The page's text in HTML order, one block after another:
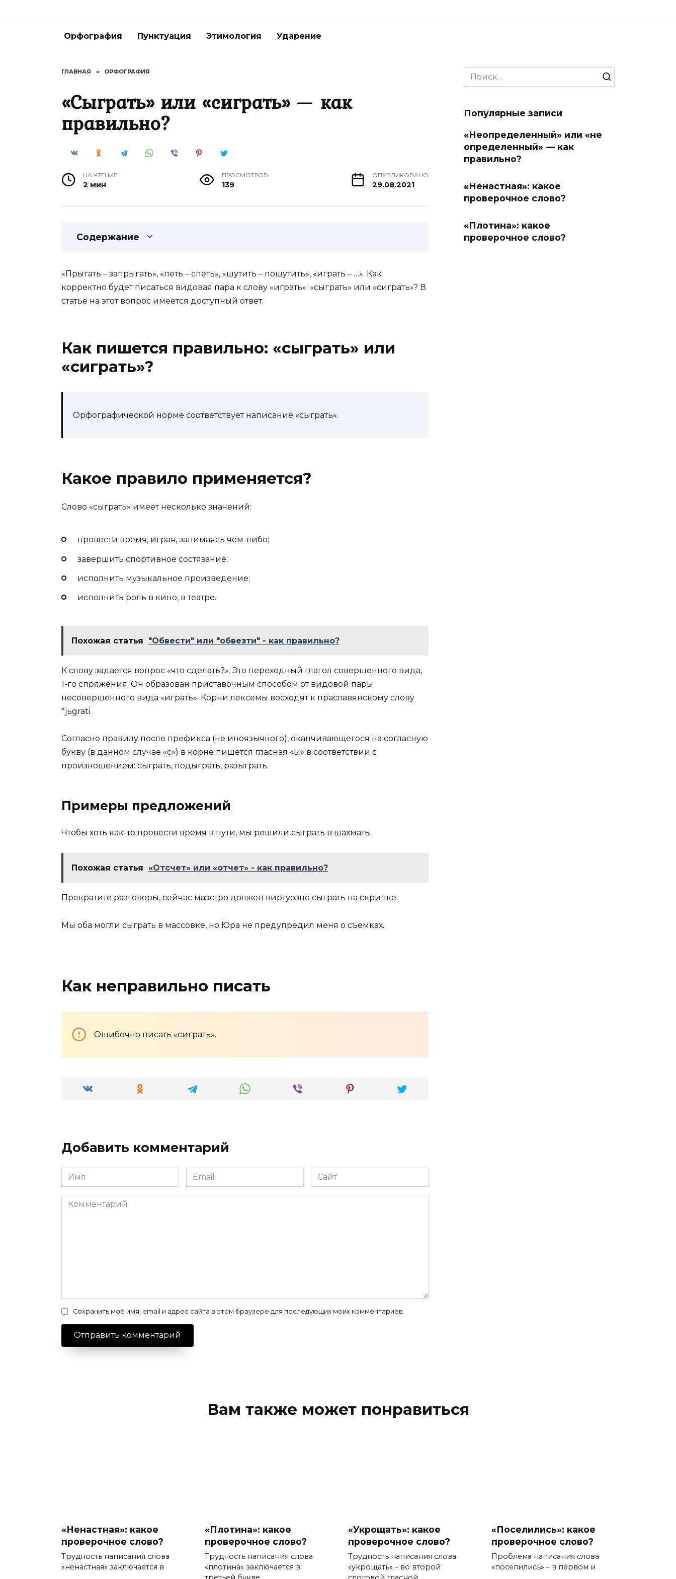
Орфография Пунктуация Этимология Ударение
ГЛАВНАЯ » ОРФОГРАФИЯ
«Сыграть» или «сиграть» — как
правильно?
НА ЧТЕНИЕ
2 мин
ПРОСМОТРОВ
139
ОПУБЛИКОВАНО
29.08.2021
Содержание
«Прыгать – запрыгать», «петь – спеть», «шутить – пошутить», «играть – …». Как
корректно будет писаться видовая пара к слову «играть»: «сыграть» или «сиграть»? В
статье на этот вопрос имеется доступный ответ.
Как пишется правильно: «сыграть» или
«сиграть»?
Орфографической норме соответствует написание «сыграть».
Какое правило применяется?
Слово «сыграть» имеет несколько значений:
провести время, играя, занимаясь чем-либо;
завершить спортивное состязание;
исполнить музыкальное произведение;
исполнить роль в кино, в театре.
Похожая статья "Обвести" или "обвезти" - как правильно?
К слову задается вопрос «что сделать?». Это переходный глагол совершенного вида,
1-го спряжения. Он образован приставочным способом от видовой пары
несовершенного вида «играть». Корни лексемы восходят к праславянскому слову
*jьgrati.
Согласно правилу после префикса (не иноязычного), оканчивающегося на согласную
букву (в данном случае «с») в корне пишется гласная «ы» в соответствии с
произношением: сыграть, подыграть, разыграть.
Примеры предложений
Чтобы хоть как-то провести время в пути, мы решили сыграть в шахматы.
Похожая статья «Отсчет» или «отчет» - как правильно?
Прекратите разговоры, сейчас маэстро должен виртуозно сыграть на скрипке.
Мы оба могли сыграть в массовке, но Юра не предупредил меня о съемках.
Как неправильно писать
Ошибочно писать «сиграть».
Добавить комментарий
Имя
*
Email
*
Сайт
Комментарий
Сохранить моё имя, email и адрес сайта в этом браузере для последующих моих комментариев.
Search
for:
Популярные записи
«Неопределенный» или «не
определенный» — как
правильно?
«Ненастная»: какое
проверочное слово?
«Плотина»: какое
проверочное слово?
Вам также может понравиться
«Ненастная»: какое
проверочное слово?
Трудность написания слова
«ненастная» заключается в
«Плотина»: какое
проверочное слово?
Трудность написания слова
«плотина» заключается в
«Укрощать»: какое
проверочное слово?
Трудность написания слова
«укрощать» – во второй
«Поселились»: какое
проверочное слово?
Проблема написания слова
«поселились» – в первом и